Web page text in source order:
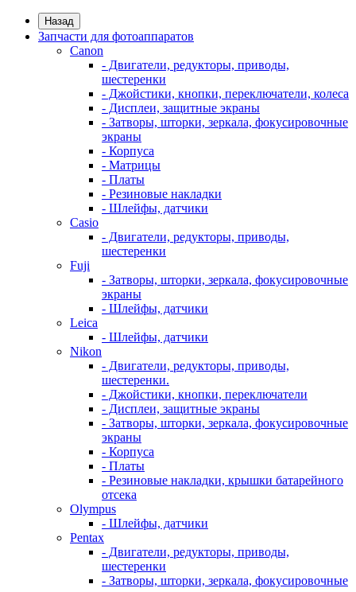
Назад
Запчасти для фотоаппаратов
Canon
- Двигатели, редукторы, приводы,
шестеренки
- Джойстики, кнопки, переключатели, колеса
- Дисплеи, защитные экраны
- Затворы, шторки, зеркала, фокусировочные
экраны
- Корпуса
- Матрицы
- Платы
- Резиновые накладки
- Шлейфы, датчики
Casio
- Двигатели, редукторы, приводы,
шестеренки
Fuji
- Затворы, шторки, зеркала, фокусировочные
экраны
- Шлейфы, датчики
Leica
- Шлейфы, датчики
Nikon
- Двигатели, редукторы, приводы,
шестеренки.
- Джойстики, кнопки, переключатели
- Дисплеи, защитные экраны
- Затворы, шторки, зеркала, фокусировочные
экраны
- Корпуса
- Платы
- Резиновые накладки, крышки батарейного
отсека
Olympus
- Шлейфы, датчики
Pentax
- Двигатели, редукторы, приводы,
шестеренки
- Затворы, шторки, зеркала, фокусировочные